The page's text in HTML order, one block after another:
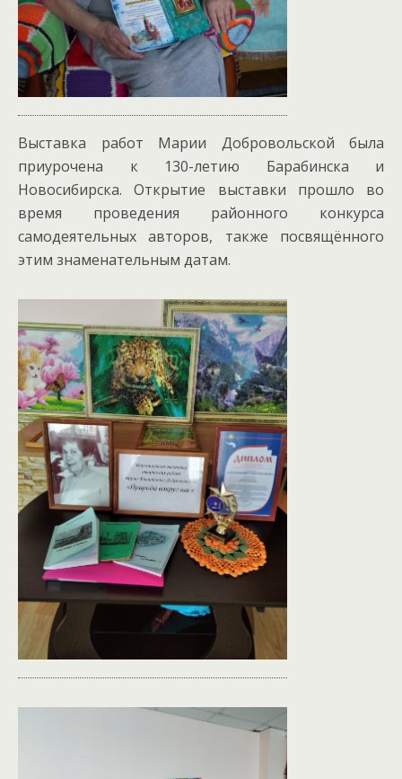
Выставка работ Марии Добровольской была
приурочена к 130-летию Барабинска и
Новосибирска.Открытие выставки прошло во
время проведения районного конкурса
самодеятельных авторов, также посвящённого
этим знаменательным датам.